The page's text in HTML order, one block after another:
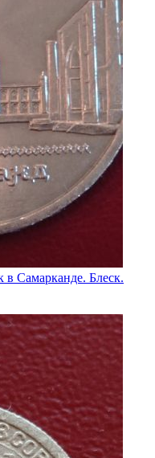
в Самарканде. Блеск.